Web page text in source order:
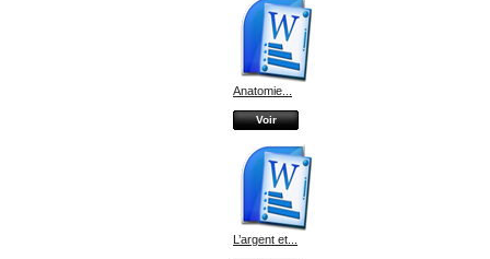
Anatomie...
Voir
L’argent et...